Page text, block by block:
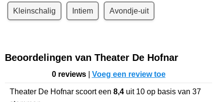
Kleinschalig Intiem Avondje-uit
Beoordelingen van Theater De Hofnar
0 reviews| Voeg een review toe
Theater De Hofnar scoort een 8,4 uit 10 op basis van 37